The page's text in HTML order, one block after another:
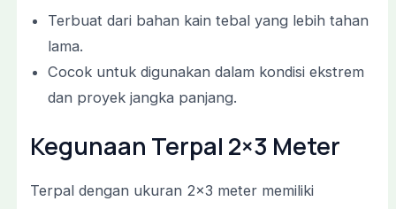
Terbuat dari bahan kain tebal yang lebih tahan
lama.
Cocok untuk digunakan dalam kondisi ekstrem
dan proyek jangka panjang.
Kegunaan Terpal 2×3 Meter
Terpal dengan ukuran 2×3 meter memiliki